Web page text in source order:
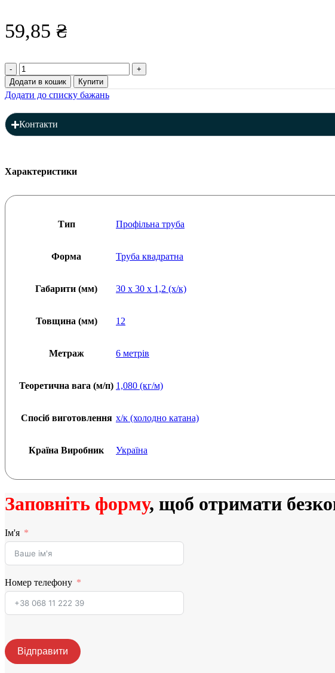
59,85 ₴
Профільна
труба
30
x
30
x
(L=6000),
1,2
Додати в кошик Купити
Додати до списку бажань
Контакти
Характеристики
Тип Профільна труба
Форма Труба квадратна
Габарити (мм) 30 x 30 x 1,2 (х/к)
Товщина (мм) 12
Метраж 6 метрів
Теоретична вага (м/п) 1,080 (кг/м)
Спосіб виготовлення х/к (холодно катана)
Країна Виробник Україна
Заповніть форму, щоб отримати
Ім'я
Номер телефону
Відправити